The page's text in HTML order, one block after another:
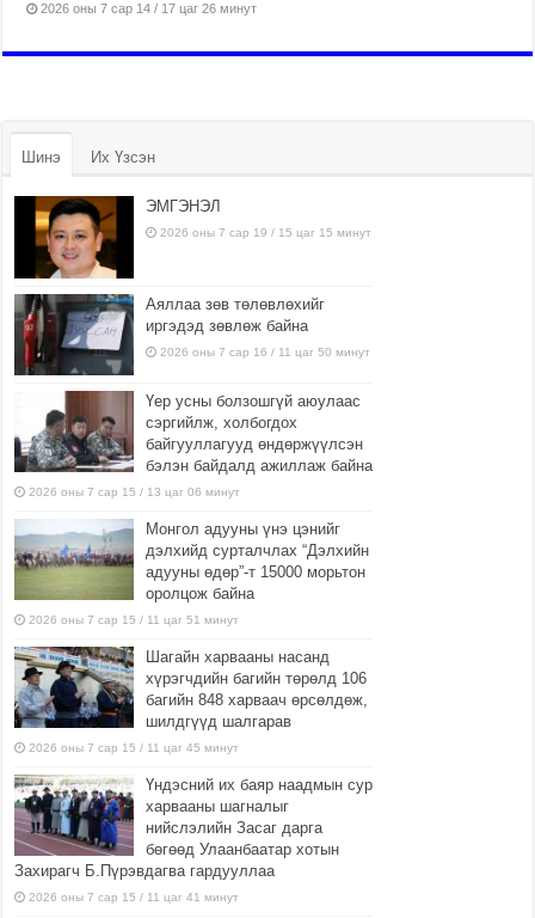
2026 оны 7 сар 14 / 17 цаг 26 минут
Шинэ Их Үзсэн
ЭМГЭНЭЛ
2026 оны 7 сар 19 / 15 цаг 15 минут
Аяллаа зөв төлөвлөхийг
иргэдэд зөвлөж байна
2026 оны 7 сар 16 / 11 цаг 50 минут
Үер усны болзошгүй аюулаас
сэргийлж, холбогдох
байгууллагууд өндөржүүлсэн
бэлэн байдалд ажиллаж байна
2026 оны 7 сар 15 / 13 цаг 06 минут
Монгол адууны үнэ цэнийг
дэлхийд сурталчлах “Дэлхийн
адууны өдөр”-т 15000 морьтон
оролцож байна
2026 оны 7 сар 15 / 11 цаг 51 минут
Шагайн харвааны насанд
хүрэгчдийн багийн төрөлд 106
багийн 848 харваач өрсөлдөж,
шилдгүүд шалгарав
2026 оны 7 сар 15 / 11 цаг 45 минут
Үндэсний их баяр наадмын сур
харвааны шагналыг
нийслэлийн Засаг дарга
бөгөөд Улаанбаатар хотын
Захирагч Б.Пүрэвдагва гардууллаа
2026 оны 7 сар 15 / 11 цаг 41 минут